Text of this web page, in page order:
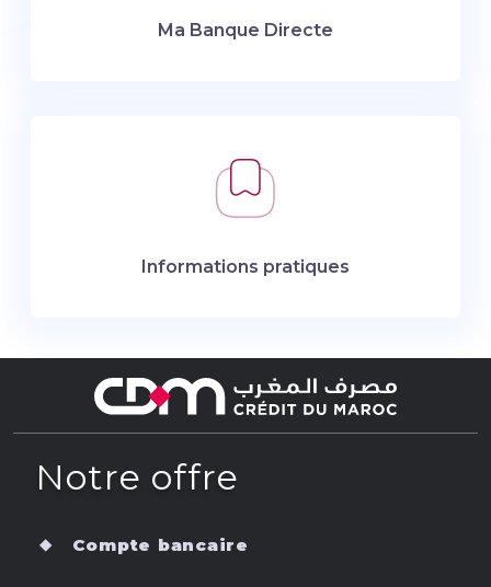
Ma Banque Directe
Informations pratiques
Notre offre
Compte bancaire